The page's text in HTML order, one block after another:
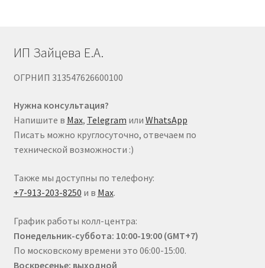
ИП Зайцева Е.А.
ОГРНИП 313547626600100
Нужна консультация?
Напишите в Max, Telegram или WhatsApp
Писать можно круглосуточно, отвечаем по
технической возможности :)
Также мы доступны по телефону:
+7-913-203-8250 и в Max.
График работы колл-центра:
Понедельник-суббота: 10:00-19:00 (GMT+7)
По московскому времени это 06:00-15:00.
Воскресенье: выходной